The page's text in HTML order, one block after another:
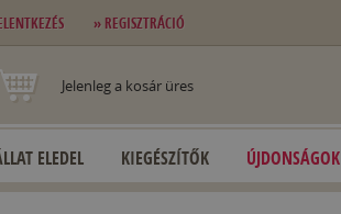
» REGISZTRÁCIÓ
Jelenleg a kosár üres
ELEDEL KIEGÉSZÍTŐK ÚJDONSÁGOK